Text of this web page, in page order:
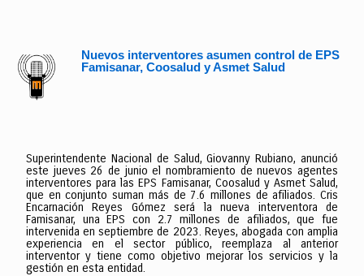
Nuevos interventores asumen control de EPS
Famisanar, Coosalud y Asmet Salud
Superintendente Nacional de Salud, Giovanny Rubiano, anunció
este jueves 26 de junio el nombramiento de nuevos agentes
interventores para las EPS Famisanar, Coosalud y Asmet Salud,
que en conjunto suman más de 7.6 millones de afiliados. Cris
Encarnación Reyes Gómez será la nueva interventora de
Famisanar, una EPS con 2.7 millones de afiliados, que fue
intervenida en septiembre de 2023. Reyes, abogada con amplia
experiencia en el sector público, reemplaza al anterior
interventor y tiene como objetivo mejorar los servicios y la
gestión en esta entidad.